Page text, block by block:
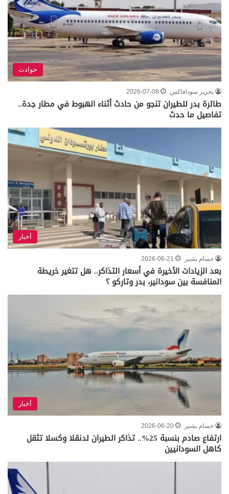
حوادث
تحرير سودافاكس 2026-07-08
طائرة بدر للطيران تنجو من حادث أثناء الهبوط في مطار جدة..
تفاصيل ما حدث
أخبار
حسام بشير 2026-06-21
بعد الزيادات الأخيرة في أسعار التذاكر.. هل تتغير خريطة
المنافسة بين سودانير، بدر وتاركو ؟
أخبار
حسام بشير 2026-06-20
ارتفاع صادم بنسبة 25%.. تذاكر الطيران لدنقلا وكسلا تثقل
كاهل السودانيين